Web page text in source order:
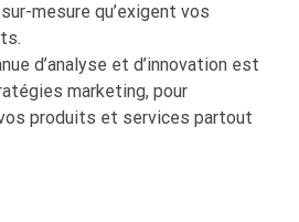
mesure qu’exigent vos
d’analyse et d’innovation est
marketing, pour
produits et services partout